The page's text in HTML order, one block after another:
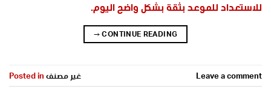
للاستعداد للموعد بثقة بشكل واضح اليوم.
CONTINUE READING
→
Posted in غير مصنف Leave a comment